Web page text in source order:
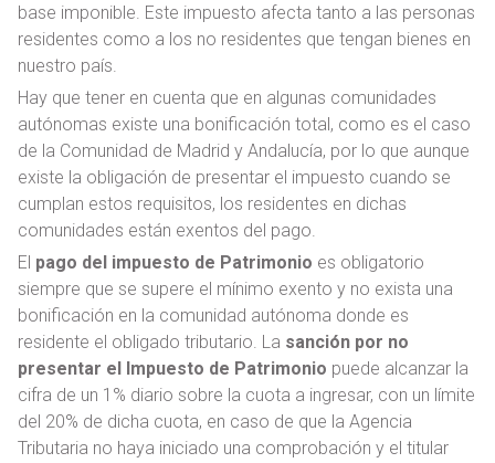
base imponible. Este impuesto afecta tanto a las personas
residentes como a los no residentes que tengan bienes en
nuestro país.
Hay que tener en cuenta que en algunas comunidades
autónomas existe una bonificación total, como es el caso
de la Comunidad de Madrid y Andalucía, por lo que aunque
existe la obligación de presentar el impuesto cuando se
cumplan estos requisitos, los residentes en dichas
comunidades están exentos del pago.
El pago del impuesto de Patrimonio es obligatorio
siempre que se supere el mínimo exento y no exista una
bonificación en la comunidad autónoma donde es
residente el obligado tributario. La sanción por no
presentar el Impuesto de Patrimonio puede alcanzar la
cifra de un 1% diario sobre la cuota a ingresar, con un límite
del 20% de dicha cuota, en caso de que la Agencia
Tributaria no haya iniciado una comprobación y el titular